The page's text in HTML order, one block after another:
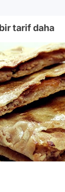
tarif daha